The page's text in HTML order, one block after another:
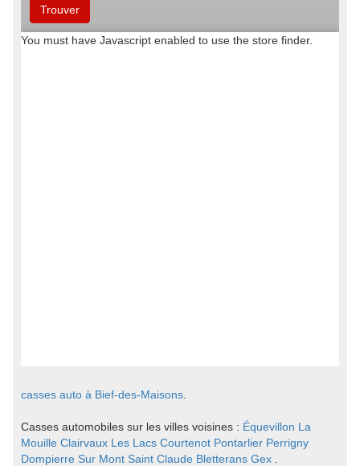
casses auto à Bief-des-Maisons
Casses automobiles sur les villes voisines : Équevillon La
Mouille Clairvaux Les Lacs Courtenot Pontarlier Perrigny
Dompierre Sur Mont Saint Claude Bletterans Gex